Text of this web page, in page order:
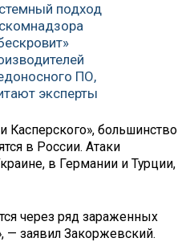
подход
ПО,
эксперты
большинство
в России. Атаки
в Германии и Турции,
через ряд зараженных
— заявил Закоржевский.